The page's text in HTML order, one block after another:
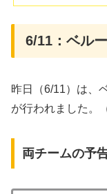
6/11：ベル
昨日（6/11）は、
が行われました。
両チームの予